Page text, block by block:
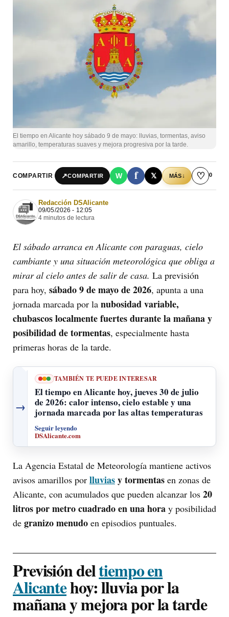
El tiempo en Alicante hoy sábado 9 de mayo: lluvias, tormentas, aviso
amarillo, temperaturas suaves y mejora progresiva por la tarde.
COMPARTIR ↗COMPARTIR W f 𝕏 MÁS↓ ♡ 0
Redacción DSAlicante
09/05/2026 - 12:05
4 minutos de lectura
El sábado arranca en Alicante con paraguas, cielo
cambiante y una situación meteorológica que obliga a
mirar al cielo antes de salir de casa. La previsión
para hoy, sábado 9 de mayo de 2026, apunta a una
jornada marcada por la nubosidad variable,
chubascos localmente fuertes durante la mañana y
posibilidad de tormentas, especialmente hasta
primeras horas de la tarde.
→
TAMBIÉN TE PUEDE INTERESAR
El tiempo en Alicante hoy, jueves 30 de julio
de 2026: calor intenso, cielo estable y una
jornada marcada por las altas temperaturas
Seguir leyendo
DSAlicante.com
La Agencia Estatal de Meteorología mantiene activos
avisos amarillos por lluviasy tormentas en zonas de
Alicante, con acumulados que pueden alcanzar los 20
litros por metro cuadrado en una hora y posibilidad
de granizo menudo en episodios puntuales.
Previsión deltiempo en
Alicantehoy: lluvia por la
mañana y mejora por la tarde